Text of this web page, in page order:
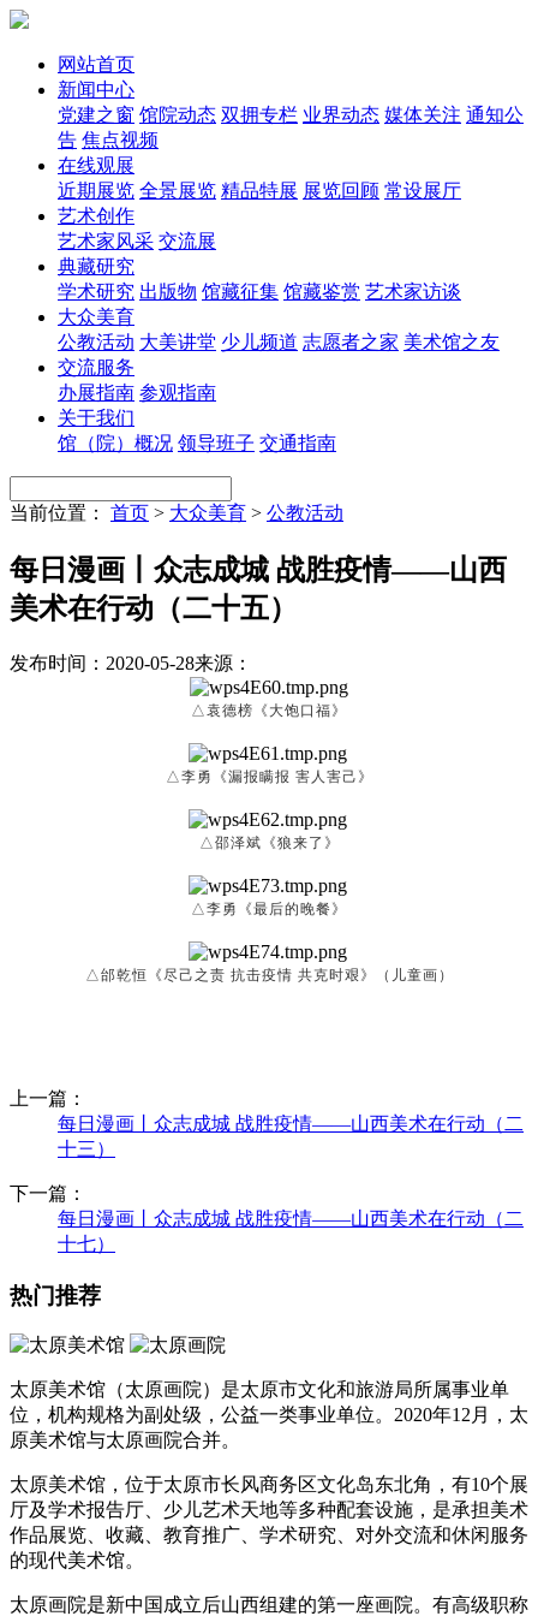
网站首页
新闻中心
党建之窗 馆院动态 双拥专栏 业界动态 媒体关注 通知公
告 焦点视频
在线观展
近期展览 全景展览 精品特展 展览回顾 常设展厅
艺术创作
艺术家风采 交流展
典藏研究
学术研究 出版物 馆藏征集 馆藏鉴赏 艺术家访谈
大众美育
公教活动 大美讲堂 少儿频道 志愿者之家 美术馆之友
交流服务
办展指南 参观指南
关于我们
馆（院）概况 领导班子 交通指南
当前位置： 首页 > 大众美育 > 公教活动
每日漫画丨众志成城 战胜疫情——山西
美术在行动（二十五）
发布时间：2020-05-28来源：
△袁德榜《大饱口福》
△李勇《漏报瞒报 害人害己》
△邵泽斌《狼来了》
△李勇《最后的晚餐》
△邰乾恒《尽己之责 抗击疫情 共克时艰》（儿童画）
上一篇：
每日漫画丨众志成城 战胜疫情——山西美术在行动（二
十三）
下一篇：
每日漫画丨众志成城 战胜疫情——山西美术在行动（二
十七）
热门推荐
太原美术馆（太原画院）是太原市文化和旅游局所属事业单
位，机构规格为副处级，公益一类事业单位。2020年12月，太
原美术馆与太原画院合并。
太原美术馆，位于太原市长风商务区文化岛东北角，有10个展
厅及学术报告厅、少儿艺术天地等多种配套设施，是承担美术
作品展览、收藏、教育推广、学术研究、对外交流和休闲服务
的现代美术馆。
太原画院是新中国成立后山西组建的第一座画院。有高级职称